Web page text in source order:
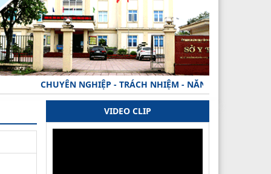
trực tuyến
trạng xử lý hồ sơ
bản công bố
phản ánh, kiến nghị về quy định hành chính
Hệ thống Hồ sơ Quản lý sức khỏe cá nhân
Hệ thống Gửi nhận văn bản tỉnh
PM Quản lý hồ sơ CB CC, VC tỉnh
CHUYÊN NGHIỆP - TRÁCH NHIỆM - NĂNG ĐỘNG - MINH
VIDEO CLIP